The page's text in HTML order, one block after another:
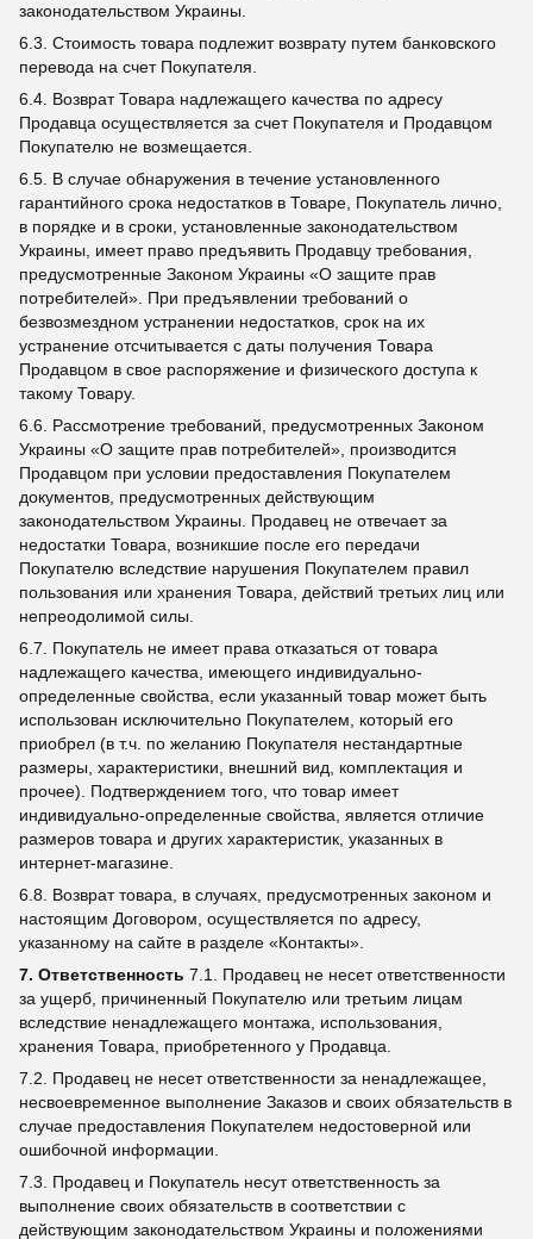
законодательством Украины.
6.3. Стоимость товара подлежит возврату путем банковского
перевода на счет Покупателя.
6.4. Возврат Товара надлежащего качества по адресу
Продавца осуществляется за счет Покупателя и Продавцом
Покупателю не возмещается.
6.5. В случае обнаружения в течение установленного
гарантийного срока недостатков в Товаре, Покупатель лично,
в порядке и в сроки, установленные законодательством
Украины, имеет право предъявить Продавцу требования,
предусмотренные Законом Украины «О защите прав
потребителей». При предъявлении требований о
безвозмездном устранении недостатков, срок на их
устранение отсчитывается с даты получения Товара
Продавцом в свое распоряжение и физического доступа к
такому Товару.
6.6. Рассмотрение требований, предусмотренных Законом
Украины «О защите прав потребителей», производится
Продавцом при условии предоставления Покупателем
документов, предусмотренных действующим
законодательством Украины. Продавец не отвечает за
недостатки Товара, возникшие после его передачи
Покупателю вследствие нарушения Покупателем правил
пользования или хранения Товара, действий третьих лиц или
непреодолимой силы.
6.7. Покупатель не имеет права отказаться от товара
надлежащего качества, имеющего индивидуально-
определенные свойства, если указанный товар может быть
использован исключительно Покупателем, который его
приобрел (в т.ч. по желанию Покупателя нестандартные
размеры, характеристики, внешний вид, комплектация и
прочее). Подтверждением того, что товар имеет
индивидуально-определенные свойства, является отличие
размеров товара и других характеристик, указанных в
интернет-магазине.
6.8. Возврат товара, в случаях, предусмотренных законом и
настоящим Договором, осуществляется по адресу,
указанному на сайте в разделе «Контакты».
7. Ответственность 7.1. Продавец не несет ответственности
за ущерб, причиненный Покупателю или третьим лицам
вследствие ненадлежащего монтажа, использования,
хранения Товара, приобретенного у Продавца.
7.2. Продавец не несет ответственности за ненадлежащее,
несвоевременное выполнение Заказов и своих обязательств в
случае предоставления Покупателем недостоверной или
ошибочной информации.
7.3. Продавец и Покупатель несут ответственность за
выполнение своих обязательств в соответствии с
действующим законодательством Украины и положениями